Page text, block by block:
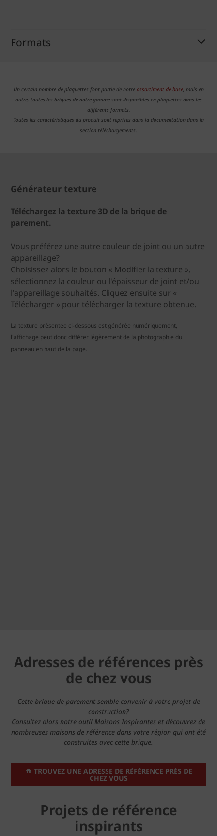
Formats
Un certain nombre de plaquettes font partie de notre assortiment de base, mais en
outre, toutes les briques de notre gamme sont disponibles en plaquettes dans les
différents formats.
Toutes les caractéristiques du produit sont reprises dans la documentation dans la
section téléchargements.
Générateur texture
Téléchargez la texture 3D de la brique de
parement.
Vous préférez une autre couleur de joint ou un autre
appareillage?
Choisissez alors le bouton « Modifier la texture »,
sélectionnez la couleur ou l'épaisseur de joint et/ou
l'appareillage souhaités. Cliquez ensuite sur «
Télécharger » pour télécharger la texture obtenue.
La texture présentée ci-dessous est générée numériquement,
l'affichage peut donc différer légèrement de la photographie du
panneau en haut de la page.
Adresses de références près
de chez vous
Cette brique de parement semble convenir à votre projet de
construction?
Consultez alors notre outil Maisons Inspirantes et découvrez de
nombreuses maisons de référence dans votre région qui ont été
construites avec cette brique.
TROUVEZ UNE ADRESSE DE RÉFÉRENCE PRÈS DE
CHEZ VOUS
Projets de référence
inspirants